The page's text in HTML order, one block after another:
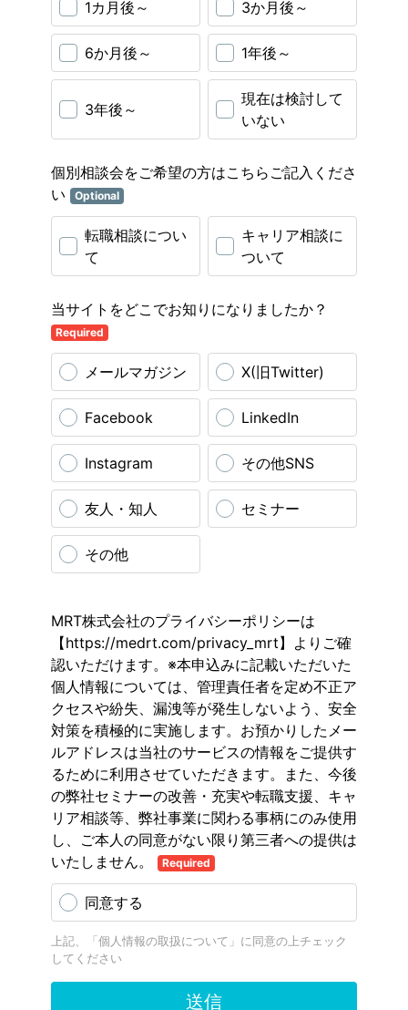
1カ月後～ 3か月後～
6か月後～ 1年後～
3年後～
現在は検討して
いない
個別相談会をご希望の方はこちらご記入くださ
い
Optional
転職相談につい
て
キャリア相談に
ついて
当サイトをどこでお知りになりましたか？
Required
メールマガジン X(旧Twitter)
Facebook LinkedIn
Instagram その他SNS
友人・知人 セミナー
その他
MRT株式会社のプライバシーポリシーは
【https://medrt.com/privacy_mrt】よりご確
認いただけます。※本申込みに記載いただいた
個人情報については、管理責任者を定め不正ア
クセスや紛失、漏洩等が発生しないよう、安全
対策を積極的に実施します。お預かりしたメー
ルアドレスは当社のサービスの情報をご提供す
るために利用させていただきます。また、今後
の弊社セミナーの改善・充実や転職支援、キャ
リア相談等、弊社事業に関わる事柄にのみ使用
し、ご本人の同意がない限り第三者への提供は
いたしません。
Required
同意する
上記、「個人情報の取扱について」に同意の上チェック
してください
送信